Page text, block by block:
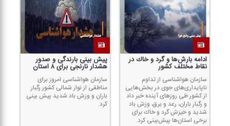
ادامه بارش‌ها و گرد و خاك در
نقاط مختلف كشور
سازمان هواشناسی از تداوم
ناپایداری‌های جوی در بخش‌هایی
از كشور طی روز‌های آینده خبر داد
و رگبار باران، رعد و برق، وزش باد
شدید و خیزش گرد و خاك برای
برخی استان‌ها پیش‌بینی كرد.
پیش بینی بارندگی و صدور
هشدار نارنجی برای ۸ استان
سازمان هواشناسی امروز برای
مناطقی از نوار شمالی كشور رگبار
باران و وزش باد شدید پیش بینی
كرد.